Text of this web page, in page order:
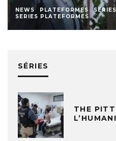
NEWS PLATEFORMES SERIES
SERIES PLATEFORMES
SÉRIES
THE